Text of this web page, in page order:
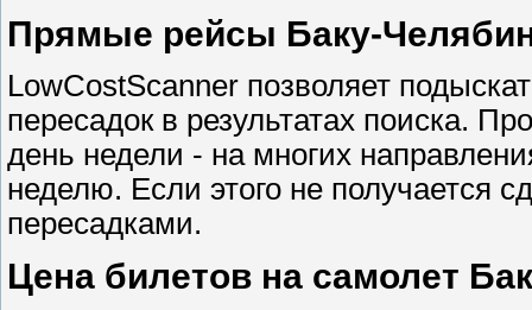
Прямые рейсы Баку-
LowCostScanner позволяет
пересадок в результатах поиска.
день недели - на многих
неделю. Если этого не получается
пересадками.
Цена билетов на самолет